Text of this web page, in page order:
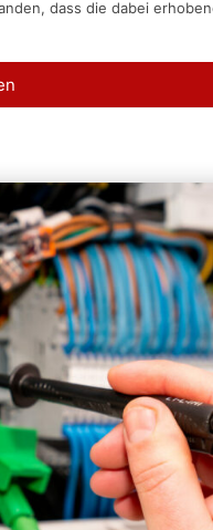
dass die dabei